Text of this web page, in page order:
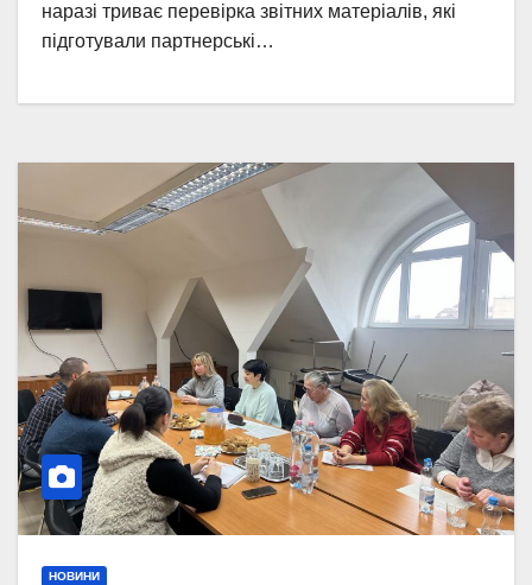
наразі триває перевірка звітних матеріалів, які
підготували партнерські…
НОВИНИ